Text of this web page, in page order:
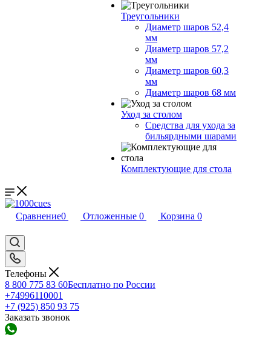
Треугольники
Диаметр шаров 52,4
мм
Диаметр шаров 57,2
мм
Диаметр шаров 60,3
мм
Диаметр шаров 68 мм
Уход за столом
Средства для ухода за
бильярдными шарами
Комплектующие для стола
Сравнение0 Отложенные 0 Корзина 0
Телефоны
8 800 775 83 60Бесплатно по России
+74996110001
+7 (925) 850 93 75
Заказать звонок